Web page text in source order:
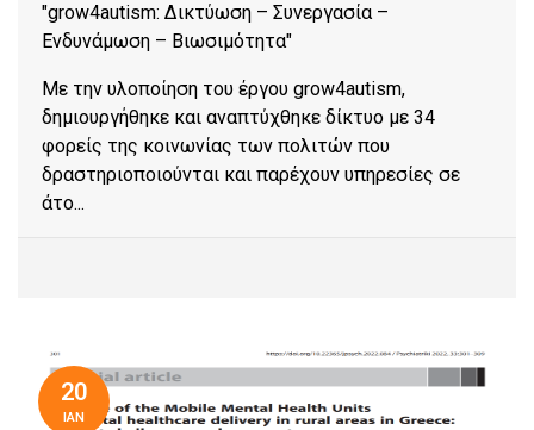
"grow4autism: Δικτύωση – Συνεργασία –
Ενδυνάμωση – Βιωσιμότητα"
Με την υλοποίηση του έργου grow4autism,
δημιουργήθηκε και αναπτύχθηκε δίκτυο με 34
φορείς της κοινωνίας των πολιτών που
δραστηριοποιούνται και παρέχουν υπηρεσίες σε
άτο...
20
ΙΑΝ